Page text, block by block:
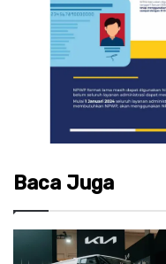
Baca Juga